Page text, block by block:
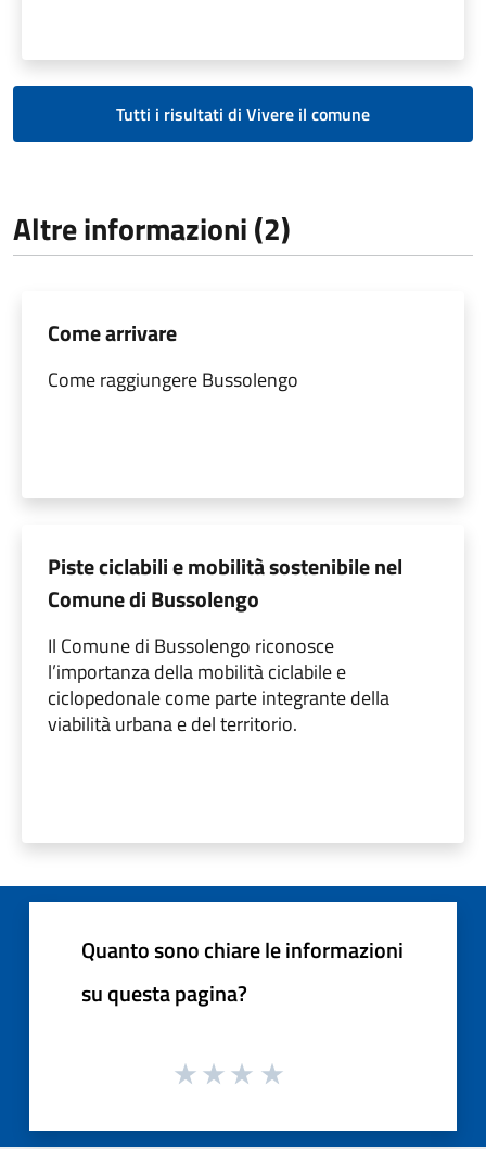
Tutti i risultati di Vivere il comune
Altre informazioni (2)
Come arrivare
Come raggiungere Bussolengo
Piste ciclabili e mobilità sostenibile nel
Comune di Bussolengo
Il Comune di Bussolengo riconosce
l’importanza della mobilità ciclabile e
ciclopedonale come parte integrante della
viabilità urbana e del territorio.
Quanto sono chiare le informazioni
su questa pagina?